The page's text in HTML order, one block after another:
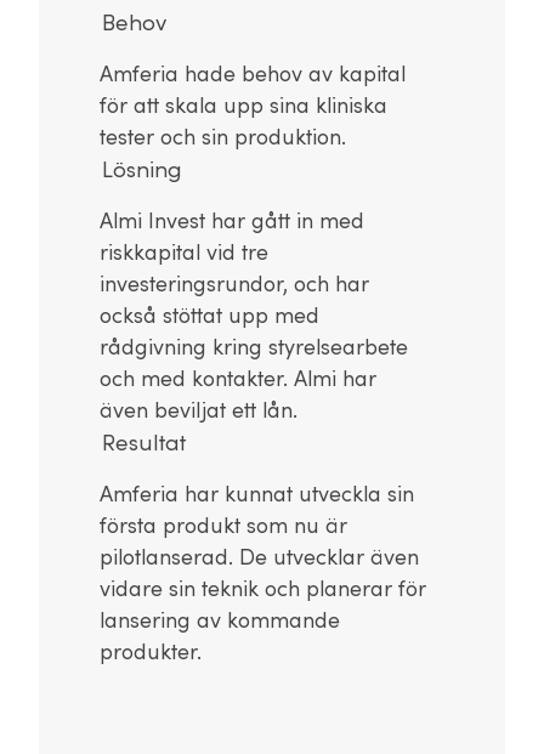
Behov
Amferia hade behov av kapital
för att skala upp sina kliniska
tester och sin produktion.
Lösning
Almi Invest har gått in med
riskkapital vid tre
investeringsrundor, och har
också stöttat upp med
rådgivning kring styrelsearbete
och med kontakter. Almi har
även beviljat ett lån.
Resultat
Amferia har kunnat utveckla sin
första produkt som nu är
pilotlanserad. De utvecklar även
vidare sin teknik och planerar för
lansering av kommande
produkter.